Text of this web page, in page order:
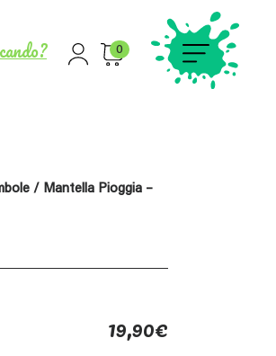
0
/ Mantella Pioggia –
19,90€